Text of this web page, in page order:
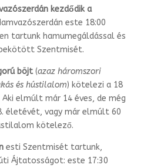
kezdődik a
este 18:00
tartunk hamumegáldással és
Szentmisét.
böjt(azaz háromszori
és hús­tilalom) kötelezi a 18
elmúlt már 14 éves, de még
életévét, vagy már elmúlt 60
kötele­ző.
esti Szentmisét tartunk,
Ájtatossá­got: este 17:30